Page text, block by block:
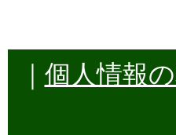
｜ 個人情報